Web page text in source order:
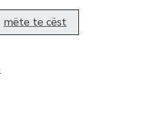
mëte te cëst